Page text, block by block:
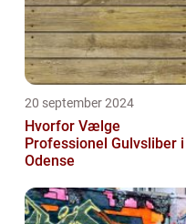
20 september 2024
Hvorfor Vælge
Professionel Gulvsliber i
Odense